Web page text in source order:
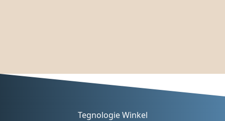
Tegnologie Winkel